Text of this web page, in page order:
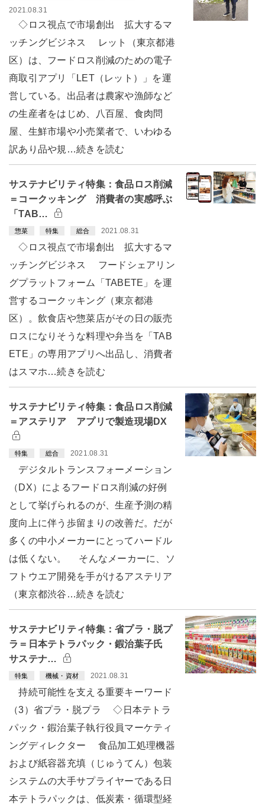
2021.08.31
◇ロス視点で市場創出 拡大するマ
ッチングビジネス レット（東京都港
区）は、フードロス削減のための電子
商取引アプリ「LET（レット）」を運
営している。出品者は農家や漁師など
の生産者をはじめ、八百屋、食肉問
屋、生鮮市場や小売業者で、いわゆる
訳あり品や規…続きを読む
サステナビリティ特集：食品ロス削減
＝コークッキング 消費者の実感呼ぶ
「TAB…
惣菜 特集 総合 2021.08.31
◇ロス視点で市場創出 拡大するマ
ッチングビジネス フードシェアリン
グプラットフォーム「TABETE」を運
営するコークッキング（東京都港
区）。飲食店や惣菜店がその日の販売
ロスになりそうな料理や弁当を「TAB
ETE」の専用アプリへ出品し、消費者
はスマホ…続きを読む
サステナビリティ特集：食品ロス削減
＝アステリア アプリで製造現場DX
特集 総合 2021.08.31
デジタルトランスフォーメーション
（DX）によるフードロス削減の好例
として挙げられるのが、生産予測の精
度向上に伴う歩留まりの改善だ。だが
多くの中小メーカーにとってハードル
は低くない。 そんなメーカーに、ソ
フトウエア開発を手がけるアステリア
（東京都渋谷…続きを読む
サステナビリティ特集：省プラ・脱プ
ラ＝日本テトラパック・鍜治葉子氏
サステナ…
特集 機械・資材 2021.08.31
持続可能性を支える重要キーワード
（3）省プラ・脱プラ ◇日本テトラ
パック・鍜治葉子執行役員マーケティ
ングディレクター 食品加工処理機器
および紙容器充填（じゅうてん）包装
システムの大手サプライヤーである日
本テトラパックは、低炭素・循環型経